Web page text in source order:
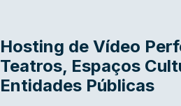
Hosting de Vídeo
Teatros, Espaços
Entidades Públicas